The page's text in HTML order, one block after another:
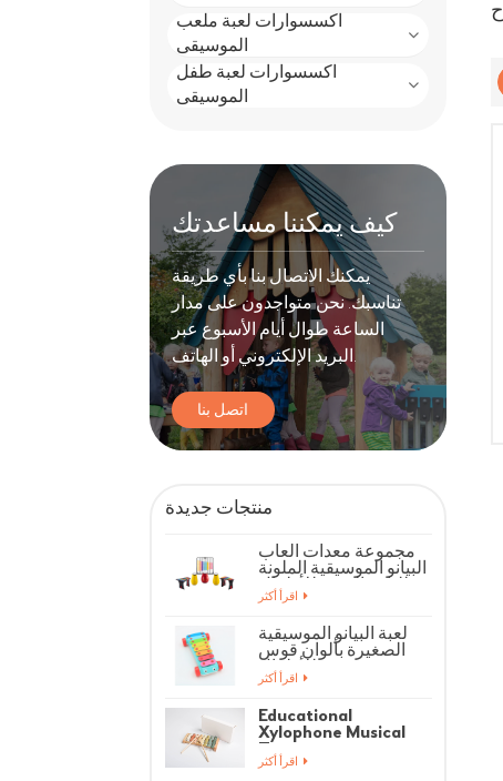
اكسسوارات لعبة ملعب
الموسيقى
اكسسوارات لعبة طفل
الموسيقى
كيف يمكننا مساعدتك
يمكنك الاتصال بنا بأي طريقة
تناسبك. نحن متواجدون على مدار
الساعة طوال أيام الأسبوع عبر
البريد الإلكتروني أو الهاتف.
اتصل بنا
منتجات جديدة
مجموعة معدات ألعاب
البيانو الموسيقية الملونة
للياقة البدنية للأطفال
لعبة البيانو الموسيقية
الصغيرة بألوان قوس
قزح للأطفال
Educational
Xylophone Musical
Toys